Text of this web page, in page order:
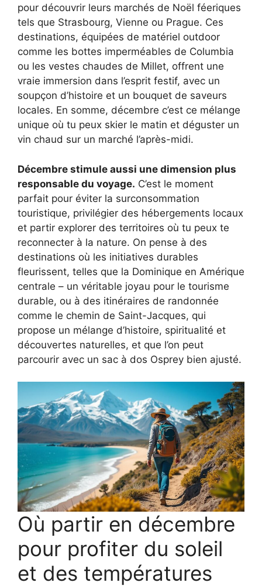
pour découvrir leurs marchés de Noël féeriques
tels que Strasbourg, Vienne ou Prague. Ces
destinations, équipées de matériel outdoor
comme les bottes imperméables de Columbia
ou les vestes chaudes de Millet, offrent une
vraie immersion dans l’esprit festif, avec un
soupçon d’histoire et un bouquet de saveurs
locales. En somme, décembre c’est ce mélange
unique où tu peux skier le matin et déguster un
vin chaud sur un marché l’après-midi.
Décembre stimule aussi une dimension plus
responsable du voyage. C’est le moment
parfait pour éviter la surconsommation
touristique, privilégier des hébergements locaux
et partir explorer des territoires où tu peux te
reconnecter à la nature. On pense à des
destinations où les initiatives durables
fleurissent, telles que la Dominique en Amérique
centrale – un véritable joyau pour le tourisme
durable, ou à des itinéraires de randonnée
comme le chemin de Saint-Jacques, qui
propose un mélange d’histoire, spiritualité et
découvertes naturelles, et que l’on peut
parcourir avec un sac à dos Osprey bien ajusté.
Où partir en décembre
pour profiter du soleil
et des températures